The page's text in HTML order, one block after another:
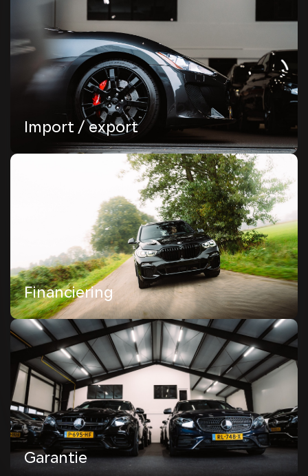
Import / export
Financiering
Maak autorijden eenvoudig met onze flexibele
financieringsopties. Bij Dico Automotive begrijpen
we dat het financieren van een auto een belangrijke
keuze is.
Financiering
Ontdek gemoedsrust op de weg met onze
uitgebreide garantiedekking. Bij Dico Automotive
streven we ernaar om uw rijervaring zo
probleemloos mogelijk te maken.
Lees meer
Garantie